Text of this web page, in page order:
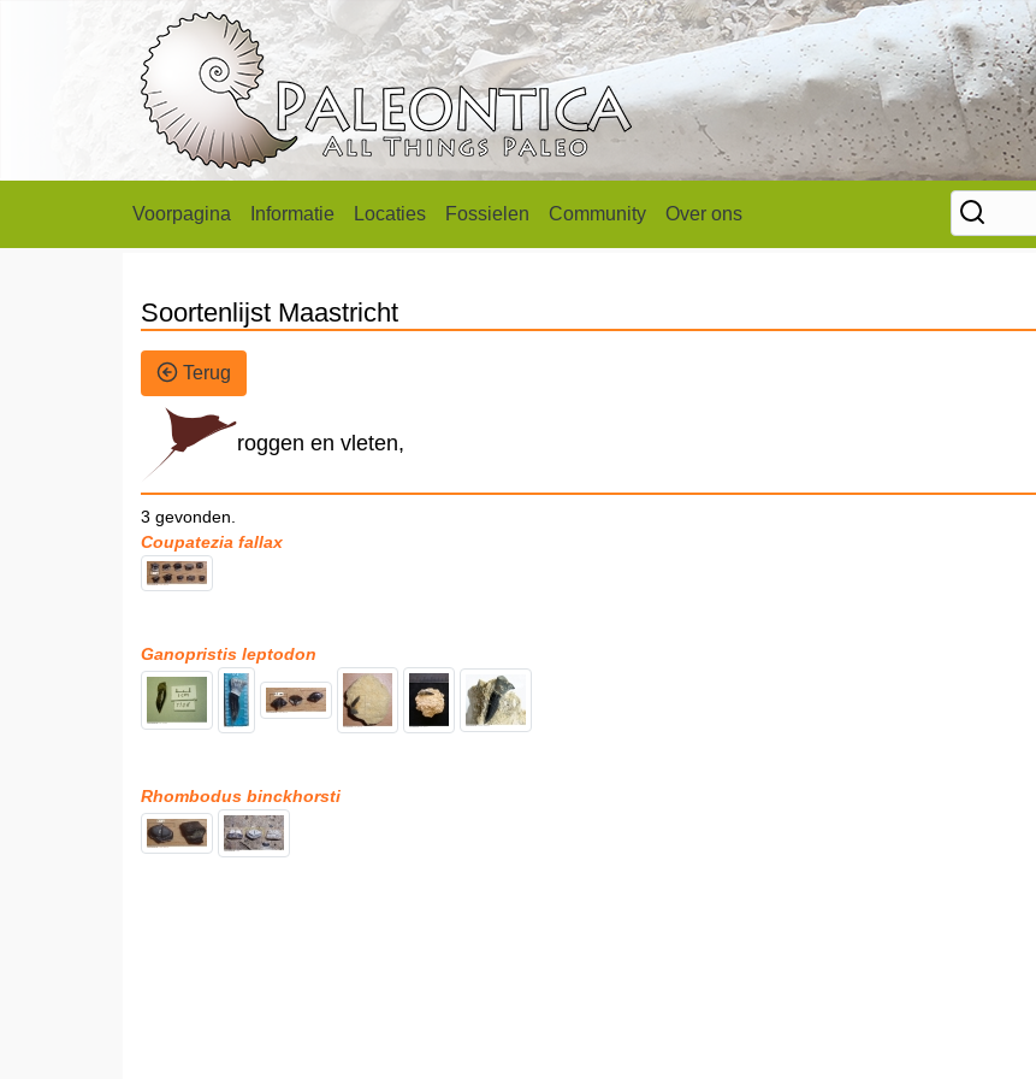
Voorpagina Informatie Locaties Fossielen Community Over ons
Soortenlijst Maastricht
Terug
roggen en vleten,
3 gevonden.
Coupatezia fallax
Ganopristis leptodon
Rhombodus binckhorsti